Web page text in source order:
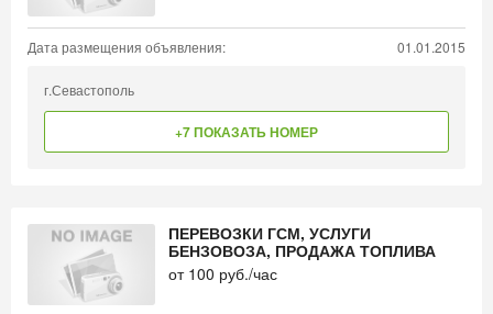
Дата размещения объявления: 01.01.2015
г.Севастополь
+7 ПОКАЗАТЬ НОМЕР
ПЕРЕВОЗКИ ГСМ, УСЛУГИ
БЕНЗОВОЗА, ПРОДАЖА ТОПЛИВА
от 100 руб./час